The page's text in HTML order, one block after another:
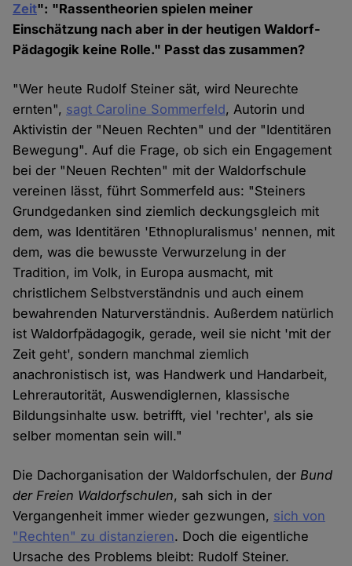
Zeit": "Rassentheorien spielen meiner
Einschätzung nach aber in der heutigen Waldorf-
Pädagogik keine Rolle." Passt das zusammen?
"Wer heute Rudolf Steiner sät, wird Neurechte
ernten", sagt Caroline Sommerfeld, Autorin und
Aktivistin der "Neuen Rechten" und der "Identitären
Bewegung". Auf die Frage, ob sich ein Engagement
bei der "Neuen Rechten" mit der Waldorfschule
vereinen lässt, führt Sommerfeld aus: "Steiners
Grundgedanken sind ziemlich deckungsgleich mit
dem, was Identitären 'Ethnopluralismus' nennen, mit
dem, was die bewusste Verwurzelung in der
Tradition, im Volk, in Europa ausmacht, mit
christlichem Selbstverständnis und auch einem
bewahrenden Naturverständnis. Außerdem natürlich
ist Waldorfpädagogik, gerade, weil sie nicht 'mit der
Zeit geht', sondern manchmal ziemlich
anachronistisch ist, was Handwerk und Handarbeit,
Lehrerautorität, Auswendiglernen, klassische
Bildungsinhalte usw. betrifft, viel 'rechter', als sie
selber momentan sein will."
Die Dachorganisation der Waldorfschulen, derBund
der Freien Waldorfschulen, sah sich in der
Vergangenheit immer wieder gezwungen, sich von
"Rechten" zu distanzieren. Doch die eigentliche
Ursache des Problems bleibt: Rudolf Steiner.